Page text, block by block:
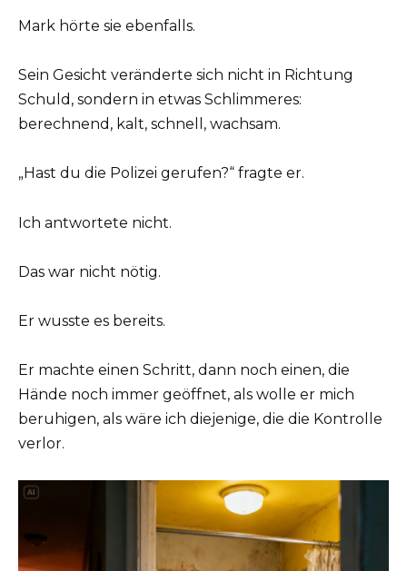
Mark hörte sie ebenfalls.
Sein Gesicht veränderte sich nicht in Richtung
Schuld, sondern in etwas Schlimmeres:
berechnend, kalt, schnell, wachsam.
„Hast du die Polizei gerufen?“ fragte er.
Ich antwortete nicht.
Das war nicht nötig.
Er wusste es bereits.
Er machte einen Schritt, dann noch einen, die
Hände noch immer geöffnet, als wolle er mich
beruhigen, als wäre ich diejenige, die die Kontrolle
verlor.